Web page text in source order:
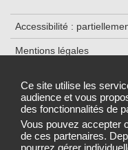
Ce site utilise les
audience et vous
des fonctionnalités de
Vous pouvez accepter
de ces partenaires.
pourrez gérer
Accessibilité :
Mentions légales
Cookies et traceurs
Gestion des cookies